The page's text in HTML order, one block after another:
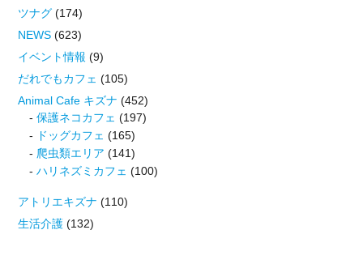
ツナグ (174)
NEWS (623)
イベント情報 (9)
だれでもカフェ (105)
Animal Cafe キズナ (452)
保護ネコカフェ (197)
ドッグカフェ (165)
爬虫類エリア (141)
ハリネズミカフェ (100)
アトリエキズナ (110)
生活介護 (132)